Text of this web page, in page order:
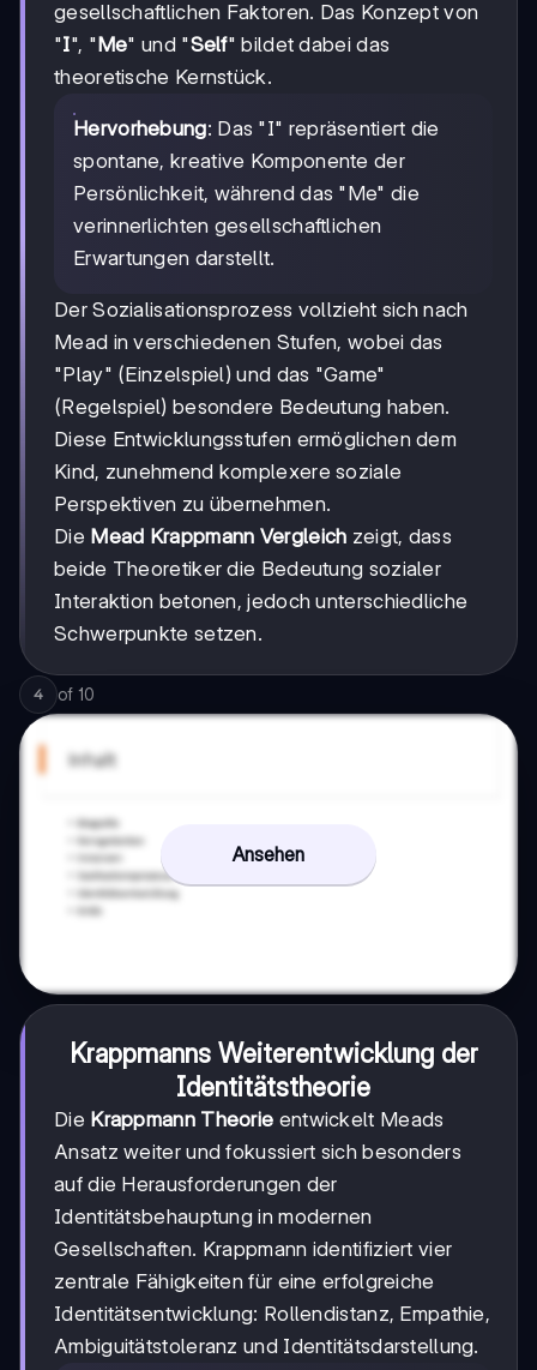
gesellschaftlichen Faktoren. Das Konzept von
"I", "Me" und "Self" bildet dabei das
theoretische Kernstück.
Hervorhebung: Das "I" repräsentiert die
spontane, kreative Komponente der
Persönlichkeit, während das "Me" die
verinnerlichten gesellschaftlichen
Erwartungen darstellt.
Der Sozialisationsprozess vollzieht sich nach
Mead in verschiedenen Stufen, wobei das
"Play" (Einzelspiel) und das "Game"
(Regelspiel) besondere Bedeutung haben.
Diese Entwicklungsstufen ermöglichen dem
Kind, zunehmend komplexere soziale
Perspektiven zu übernehmen.
Die Mead Krappmann Vergleich zeigt, dass
beide Theoretiker die Bedeutung sozialer
Interaktion betonen, jedoch unterschiedliche
Schwerpunkte setzen.
4 of 10
Ansehen
Krappmanns Weiterentwicklung der
Identitätstheorie
Die Krappmann Theorie entwickelt Meads
Ansatz weiter und fokussiert sich besonders
auf die Herausforderungen der
Identitätsbehauptung in modernen
Gesellschaften. Krappmann identifiziert vier
zentrale Fähigkeiten für eine erfolgreiche
Identitätsentwicklung: Rollendistanz, Empathie,
Ambiguitätstoleranz und Identitätsdarstellung.